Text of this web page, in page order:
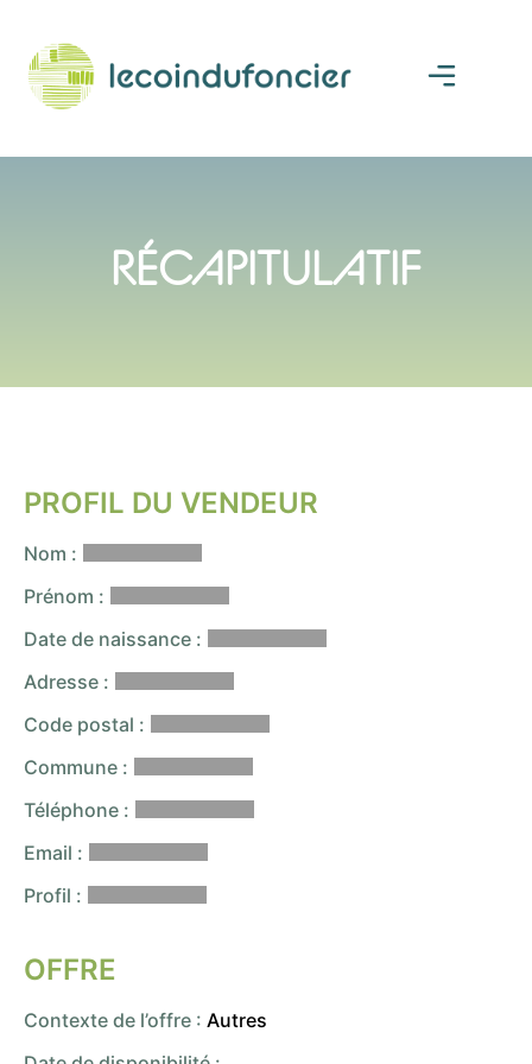
RÉCAPITULATIF
PROFIL DU VENDEUR
Nom :
Prénom :
Date de naissance :
Adresse :
Code postal :
Commune :
Téléphone :
Email :
Profil :
OFFRE
Contexte de l’offre : Autres